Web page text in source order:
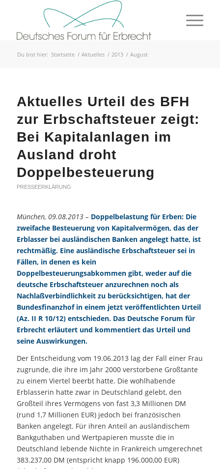
Du bist hier: Startseite / Aktuelles / 2013 / August
Aktuelles Urteil des BFH
zur Erbschaftsteuer zeigt:
Bei Kapitalanlagen im
Ausland droht
Doppelbesteuerung
PRESSEERKLÄRUNG
München, 09.08.2013 – Doppelbelastung für Erben: Die
zweifache Besteuerung von Kapitalvermögen, das der
Erblasser bei ausländischen Banken angelegt hatte, ist
rechtmäßig. Eine ausländische Erbschaftsteuer sei in
Fällen, in denen es kein
Doppelbesteuerungsabkommen gibt, weder auf die
deutsche Erbschaftsteuer anzurechnen noch als
Nachlaßverbindlichkeit zu berücksichtigen, hat der
Bundesfinanzhof in einem jetzt veröffentlichten Urteil
(Az. II R 10/12) entschieden. Das Deutsche Forum für
Erbrechterläutert und kommentiert das Urteil und
seine Auswirkungen.
Der Entscheidung vom 19.06.2013 lag der Fall einer Frau
zugrunde, die ihre im Jahr 2000 verstorbene Großtante
zu einem Viertel beerbt hatte. Die wohlhabende
Erblasserin hatte zwar in Deutschland gelebt, den
Großteil ihres Vermögens von fast 3,3 Millionen DM
(rund 1,7 Millionen EUR) jedoch bei französischen
Banken angelegt. Für ihren Anteil an ausländischem
Bankguthaben und Wertpapieren musste die in
Deutschland lebende Nichte in Frankreich umgerechnet
383.237,00 DM (entspricht knapp 196.000,00 EUR)